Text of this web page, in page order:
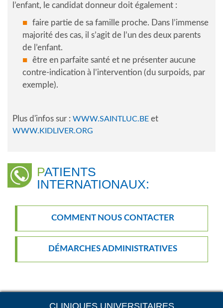
l’enfant, le candidat donneur doit également :
faire partie de sa famille proche. Dans l’immense
majorité des cas, il s’agit de l’un des deux parents
de l’enfant.
être en parfaite santé et ne présenter aucune
contre-indication à l’intervention (du surpoids, par
exemple).
Plus d'infos sur : WWW.SAINTLUC.BE et
WWW.KIDLIVER.ORG
PATIENTS
INTERNATIONAUX:
COMMENT NOUS CONTACTER
DÉMARCHES ADMINISTRATIVES
CLINIQUES UNIVERSITAIRES